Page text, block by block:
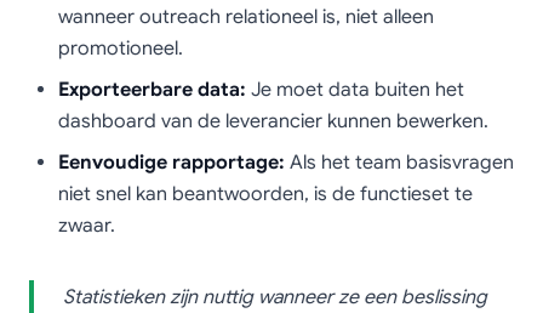
wanneer outreach relationeel is, niet alleen
promotioneel.
Exporteerbare data: Je moet data buiten het
dashboard van de leverancier kunnen bewerken.
Eenvoudige rapportage: Als het team basisvragen
niet snel kan beantwoorden, is de functieset te
zwaar.
Statistieken zijn nuttig wanneer ze een beslissing